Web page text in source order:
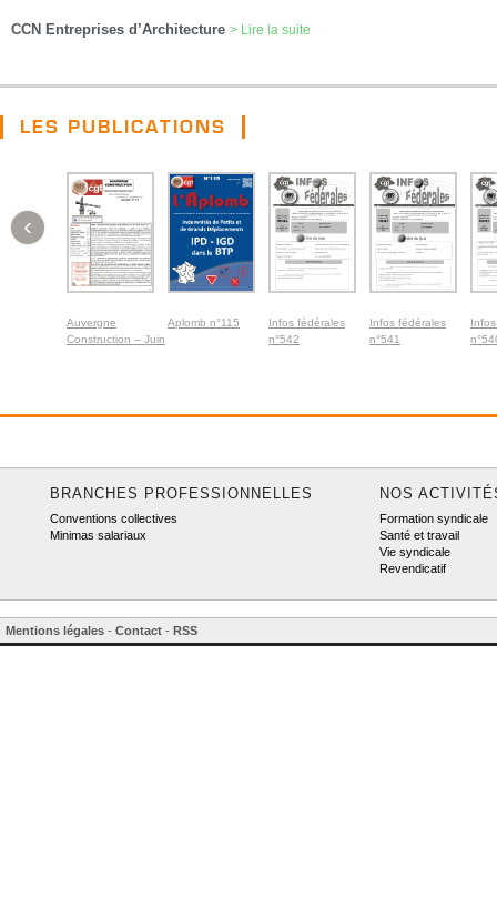
CCN Entreprises d’Architecture > Lire la suite
LES PUBLICATIONS
Auvergne
Construction – Juin
Aplomb n°115
Infos fédérales
n°542
Infos fédérales
n°541
‹
BRANCHES PROFESSIONNELLES
Conventions collectives
Minimas salariaux
NOS
Formation syndicale
Santé et travail
Vie syndicale
Revendicatif
Mentions légales - Contact - RSS